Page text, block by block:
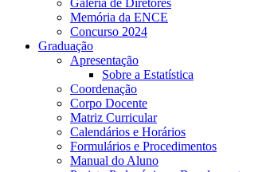
Memória da ENCE
Concurso 2024
Graduação
Apresentação
Sobre a Estatística
Coordenação
Corpo Docente
Matriz Curricular
Calendários e Horários
Formulários e Procedimentos
Manual do Aluno